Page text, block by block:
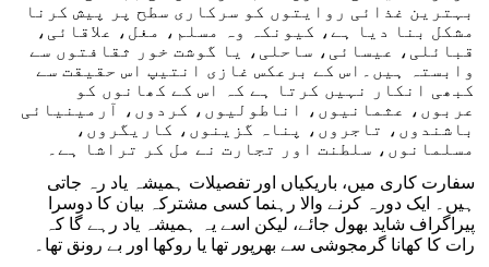
بہترین غذائی روایتوں کو سرکاری سطح پر پیش کرنا
مشکل بنا دیا ہے، کیونکہ وہ مسلم، مغل، علاقائی،
قبائلی، عیسائی، ساحلی، یا گوشت خور ثقافتوں سے
وابستہ ہیں۔اس کے برعکس غازی انتیپ اس حقیقت سے
کبھی انکار نہیں کرتا ہے کہ اس کے کھانوں کو
عربوں، عثمانیوں، اناطولیوں، کردوں، آرمینیائی
باشندوں، تاجروں، پناہ گزینوں، کاریگروں،
مسلمانوں، سلطنت اور تجارت نے مل کر تراشا ہے۔
سفارت کاری میں، باریکیاں اور تفصیلات ہمیشہ یاد رہ جاتی
ہیں۔ ایک دورہ کرنے والا رہنما کسی مشترکہ بیان کا دوسرا
پیراگراف شاید بھول جائے، لیکن اسے یہ ہمیشہ یاد رہے گا کہ
رات کا کھانا گرمجوشی سے بھرپور تھا یا روکھا اور بے رونق تھا۔